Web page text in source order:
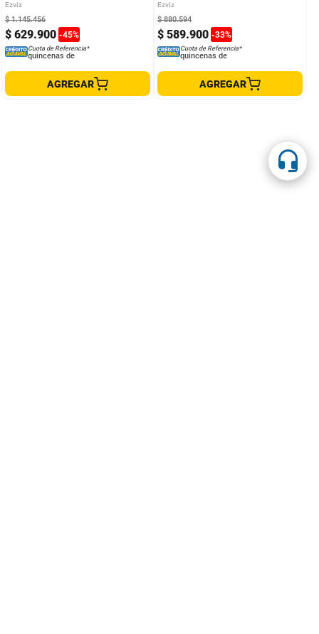
Ezviz
$ 629.900 -45%
$ 1.145.456
Cuota de Referencia*
quincenas de
AGREGAR
Ezviz
$ 589.900 -33%
$ 880.594
Cuota de Referencia*
quincenas de
AGREGAR